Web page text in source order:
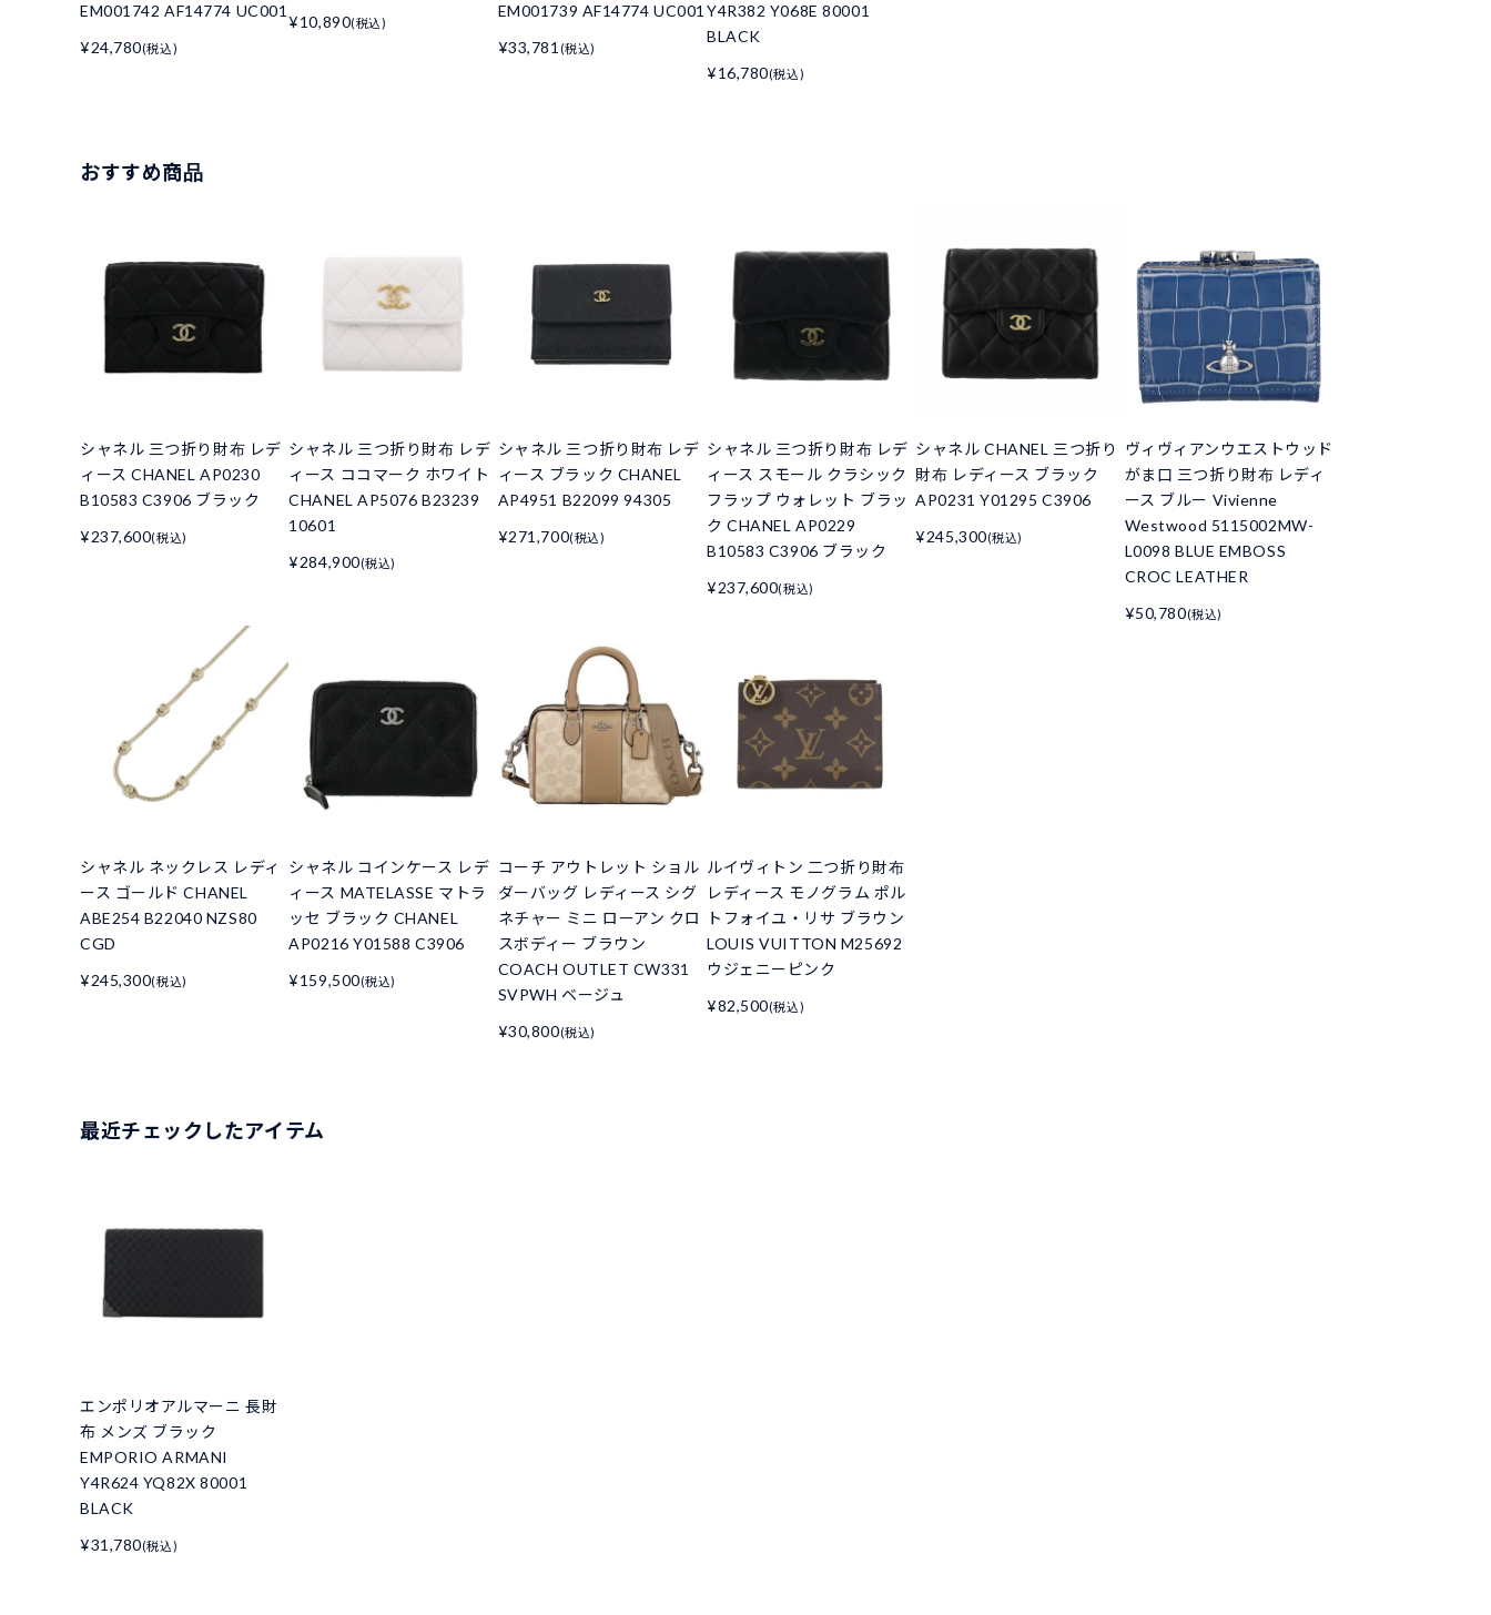
EM001742 AF14774 UC001
¥24,780(税込)
¥10,890(税込)
EM001739 AF14774 UC001
¥33,781 (税込)
Y4R382 Y068E 80001
BLACK
¥16,780(税込)
おすすめ商品
シャネル 三つ折り財布 レデ
ィース CHANEL AP0230
B10583 C3906 ブラック
¥237,600(税込)
シャネル 三つ折り財布 レデ
ィース ココマーク ホワイト
CHANEL AP5076 B23239
10601
¥284,900(税込)
シャネル 三つ折り財布 レデ
ィース ブラック CHANEL
AP4951 B22099 94305
¥271,700(税込)
シャネル 三つ折り財布 レデ
ィース スモール クラシック
フラップ ウォレット ブラッ
ク CHANEL AP0229
B10583 C3906 ブラック
¥237,600(税込)
シャネル CHANEL 三つ折り
財布 レディース ブラック
AP0231 Y01295 C3906
¥245,300(税込)
ヴィヴィアンウエストウッド
がま口 三つ折り財布 レディ
ース ブルー Vivienne
Westwood 5115002MW-
L0098 BLUE EMBOSS
CROC LEATHER
¥50,780(税込)
シャネル ネックレス レディ
ース ゴールド CHANEL
ABE254 B22040 NZS80
CGD
¥245,300(税込)
シャネル コインケース レデ
ィース MATELASSE マトラ
ッセ ブラック CHANEL
AP0216 Y01588 C3906
¥159,500(税込)
コーチ アウトレット ショル
ダーバッグ レディース シグ
ネチャー ミニ ローアン クロ
スボディー ブラウン
COACH OUTLET CW331
SVPWH ベージュ
¥30,800(税込)
ルイヴィトン 二つ折り財布
レディース モノグラム ポル
トフォイユ・リサ ブラウン
LOUIS VUITTON M25692
ウジェニーピンク
¥82,500(税込)
最近チェックしたアイテム
エンポリオアルマーニ 長財
布 メンズ ブラック
EMPORIO ARMANI
Y4R624 YQ82X 80001
BLACK
¥31,780(税込)